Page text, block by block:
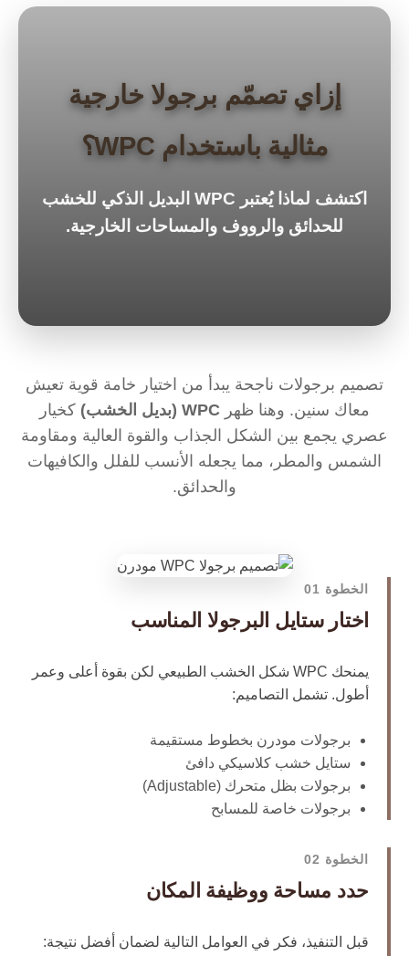
إزاي تصمّم برجولا خارجية
مثالية باستخدام WPC؟
اكتشف لماذا يُعتبر WPC البديل الذكي للخشب
للحدائق والرووف والمساحات الخارجية.
تصميم برجولات ناجحة يبدأ من اختيار خامة قوية تعيش
معاك سنين. وهنا ظهر WPC (بديل الخشب)
كخيار
عصري يجمع بين الشكل الجذاب والقوة العالية ومقاومة
الشمس والمطر، مما يجعله الأنسب للفلل والكافيهات
والحدائق.
الخطوة 01
اختار ستايل البرجولا المناسب
يمنحك WPC شكل الخشب الطبيعي لكن بقوة أعلى وعمر
أطول. تشمل التصاميم:
برجولات مودرن بخطوط مستقيمة
ستايل خشب كلاسيكي دافئ
برجولات بظل متحرك (Adjustable)
برجولات خاصة للمسابح
الخطوة 02
حدد مساحة ووظيفة المكان
قبل التنفيذ، فكر في العوامل التالية لضمان أفضل نتيجة: